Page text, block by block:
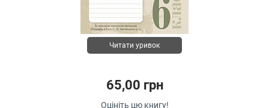
Читати уривок
65,00 грн
Оцініть цю книгу!